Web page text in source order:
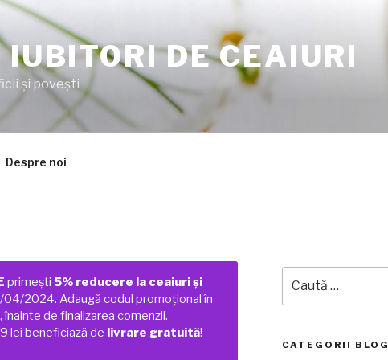
DE CEAIURI
şi poveşti
Despre noi
primești 5% reducere la ceaiuri și
04/2024. Adaugă codul promoțional în
de finalizarea comenzii.
lei beneficiază de livrare gratuită!
după:
CATEGORII BLOG